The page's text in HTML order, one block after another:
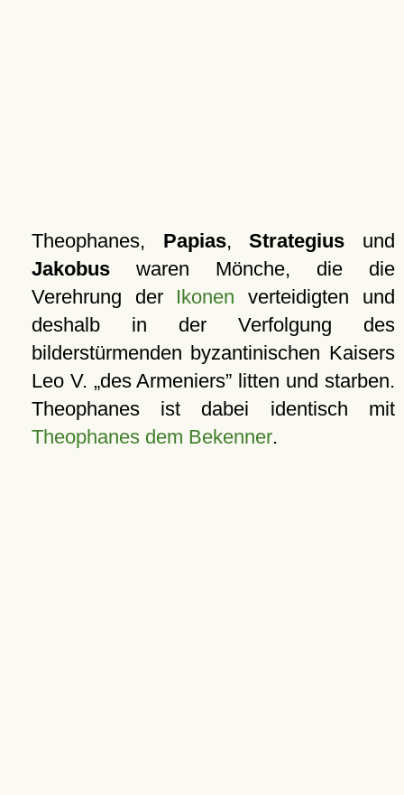
Theophanes, Papias,Strategius und
Jakobuswaren Mönche, die die
Verehrung der Ikonen verteidigten und
deshalb in der Verfolgung des
bilderstürmenden byzantinischen Kaisers
Leo V. des Armeniers litten und starben.
Theophanes ist dabei identisch mit
Theophanes dem Bekenner.